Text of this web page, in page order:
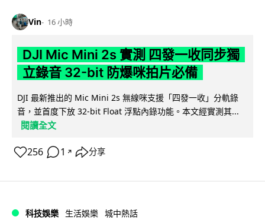
Vin 16 小時
DJI Mic Mini 2s 實測 四發一收同步獨
立錄音 32-bit 防爆咪拍片必備
DJI 最新推出的 Mic Mini 2s 無線咪支援「四發一收」分軌錄
音，並首度下放 32-bit Float 浮點內錄功能。本文經實測其...
閱讀全文
256 1 ↗ 分享
科技娛樂 生活娛樂 城中熱話